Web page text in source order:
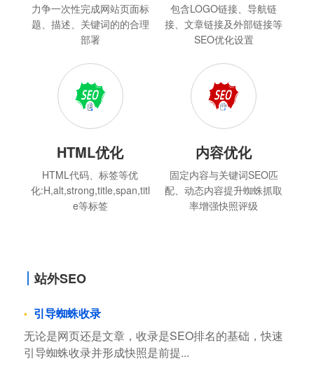
力争一次性完成网站页面标
题、描述、关键词的的合理
部署
包含LOGO链接、导航链
接、文章链接及外部链接等
SEO优化设置
HTML优化
HTML代码、标签等优
化:H,alt,strong,title,span,titl
e等标签
内容优化
固定内容与关键词SEO匹
配、动态内容提升蜘蛛抓取
率增强快照评级
站外SEO
引导蜘蛛收录
无论是网页还是文章，收录是SEO排名的基础，快速
引导蜘蛛收录并形成快照是前提...